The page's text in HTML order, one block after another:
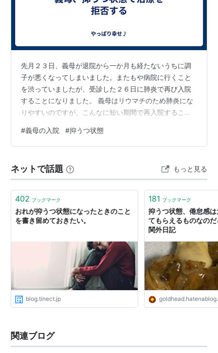
先月２３日、義母が退院から一か月も経たないうちに調
子が悪くなってしまいました。またもや病院に行くこと
を渋っていましたが、受診した２６日に肺炎で再び入院
することになりました。 義母はリウマチのため肺炎にな
りやすいのですが、こんなに短い期間で再入院すること
い。」 「迷惑をかけたくないから、このまま死なせてほ
しい。」 何度もそういうことを言う義母に、 「治療し
連れて行きましたが、抗生物質による点滴で下痢を起こ
したり、点滴のルートを取るのに何度も失敗されたりし
て（義母は人より血管が細いそうです）点滴を…
#義母の入院 #抑うつ状態
ネットで話題 もっと見る
402 ブックマーク
おれが抑うつ状態になったときのこと
を書き留めておきたい。
blog.tinect.jp
181 ブックマーク
抑うつ状態、倦怠感
てもらえるものなの
関外日記
関連ブログ